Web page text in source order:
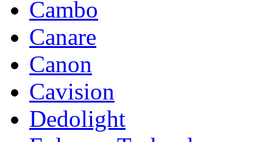
Cambo
Canare
Canon
Cavision
Dedolight